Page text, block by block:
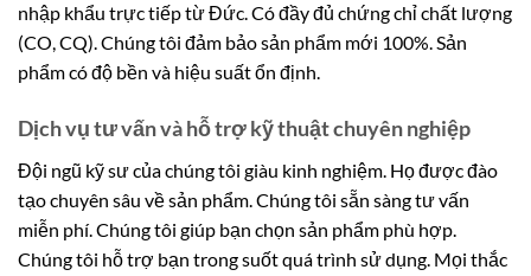
nhập khẩu trực tiếp từ Đức. Có đầy đủ chứng chỉ chất lượng
(CO, CQ). Chúng tôi đảm bảo sản phẩm mới 100%. Sản
phẩm có độ bền và hiệu suất ổn định.
Dịch vụ tư vấn và hỗ trợ kỹ thuật chuyên nghiệp
Đội ngũ kỹ sư của chúng tôi giàu kinh nghiệm. Họ được đào
tạo chuyên sâu về sản phẩm. Chúng tôi sẵn sàng tư vấn
miễn phí. Chúng tôi giúp bạn chọn sản phẩm phù hợp.
Chúng tôi hỗ trợ bạn trong suốt quá trình sử dụng. Mọi thắc